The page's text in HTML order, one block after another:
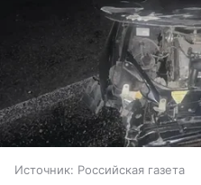
Источник: Российская газета